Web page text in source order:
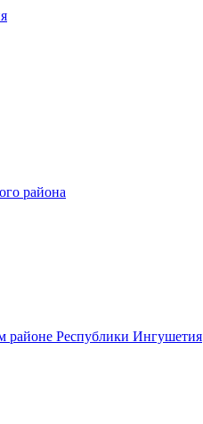
района
районе Республики Ингушетия